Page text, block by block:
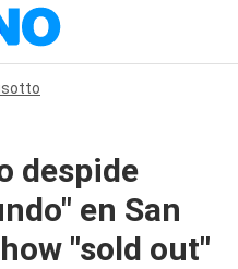
despide
en San
"sold out"